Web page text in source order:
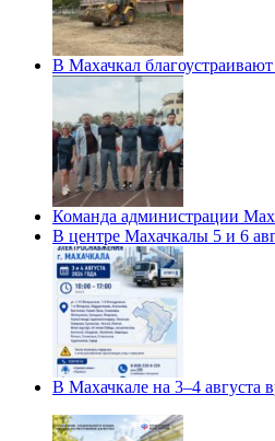
В Махачкал
Команда администрации
В центре Махачкалы 5 и 6
В Махачкале на 3–4 августа